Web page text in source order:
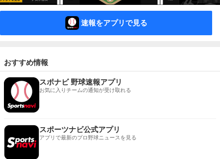
速報をアプリで見る
おすすめ情報
スポナビ 野球速報アプリ
お気に入りチームの通知が受け取れる
スポーツナビ公式アプリ
アプリで最新のプロ野球ニュースを見る